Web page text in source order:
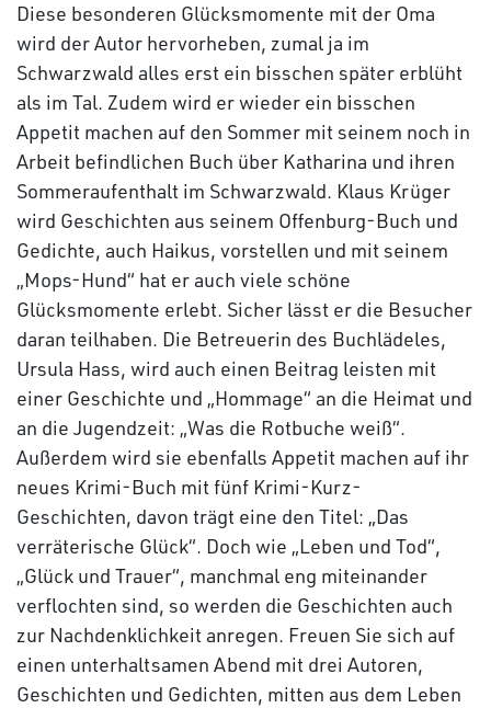
Diese besonderen Glücksmomente mit der Oma
wird der Autor hervorheben, zumal ja im
Schwarzwald alles erst ein bisschen später erblüht
als im Tal. Zudem wird er wieder ein bisschen
Appetit machen auf den Sommer mit seinem noch in
Arbeit befindlichen Buch über Katharina und ihren
Sommeraufenthalt im Schwarzwald. Klaus Krüger
wird Geschichten aus seinem Offenburg-Buch und
Gedichte, auch Haikus, vorstellen und mit seinem
„Mops-Hund“ hat er auch viele schöne
Glücksmomente erlebt. Sicher lässt er die Besucher
daran teilhaben. Die Betreuerin des Buchlädeles,
Ursula Hass, wird auch einen Beitrag leisten mit
einer Geschichte und „Hommage“ an die Heimat und
an die Jugendzeit: „Was die Rotbuche weiß“.
Außerdem wird sie ebenfalls Appetit machen auf ihr
neues Krimi-Buch mit fünf Krimi-Kurz-
Geschichten, davon trägt eine den Titel: „Das
verräterische Glück“. Doch wie „Leben und Tod“,
„Glück und Trauer“, manchmal eng miteinander
verflochten sind, so werden die Geschichten auch
zur Nachdenklichkeit anregen. Freuen Sie sich auf
einen unterhaltsamen Abend mit drei Autoren,
Geschichten und Gedichten, mitten aus dem Leben